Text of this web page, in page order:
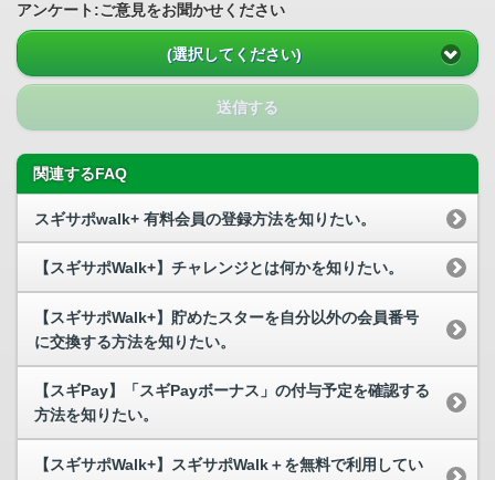
アンケート:ご意見をお聞かせください
(選択してください)
送信する
関連するFAQ
スギサポwalk+ 有料会員の登録方法を知りたい。
【スギサポWalk+】チャレンジとは何かを知りたい。
【スギサポWalk+】貯めたスターを自分以外の会員番号
に交換する方法を知りたい。
【スギPay】「スギPayボーナス」の付与予定を確認する
方法を知りたい。
【スギサポWalk+】スギサポWalk＋を無料で利用してい